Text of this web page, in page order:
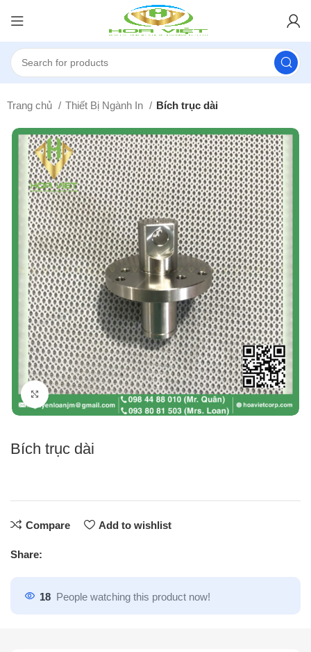
Trang chủ Thiết Bị Ngành In Bích trục dài
Click to enlarge
Bích trục dài
Compare Add to wishlist
Share:
18 People watching this product now!